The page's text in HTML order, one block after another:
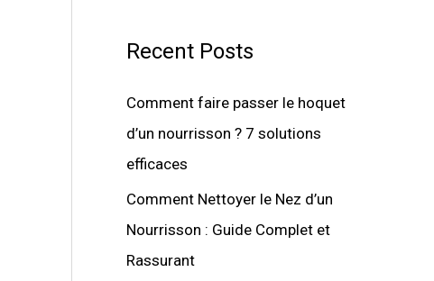
Recent Posts
Comment faire passer le hoquet
d’un nourrisson ? 7 solutions
efficaces
Comment Nettoyer le Nez d’un
Nourrisson : Guide Complet et
Rassurant